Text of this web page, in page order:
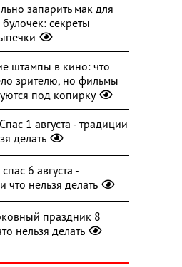
запарить мак для
секреты
штампы в кино: что
зрителю, но фильмы
под копирку
1 августа - традиции
делать
6 августа -
что нельзя делать
праздник 8
нельзя делать